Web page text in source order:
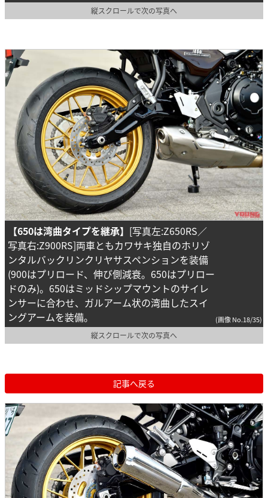
縦スクロールで次の写真へ
【650は湾曲タイプを継承】 [写真左:Z650RS／
写真右:Z900RS]両車ともカワサキ独自のホリゾ
ンタルバックリンクリヤサスペンションを装備
(900はプリロード、伸び側減衰。650はプリロー
ドのみ)。650はミッドシップマウントのサイレ
ンサーに合わせ、ガルアーム状の湾曲したスイ
ングアームを装備。
(画像 No.18/35)
縦スクロールで次の写真へ
記事へ戻る